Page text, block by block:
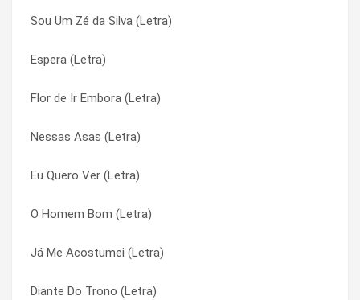
Sou Um Zé da Silva (Letra)
Espera (Letra)
Flor de Ir Embora (Letra)
Nessas Asas (Letra)
Eu Quero Ver (Letra)
O Homem Bom (Letra)
Já Me Acostumei (Letra)
Diante Do Trono (Letra)
Mágoa de Boiadeiro (Letra)
Luz Divina (Letra)
Lugares (Letra)
Lugar Pra Ser Feliz (Letra)
Luar do Sertão (Letra)
Lindas Tardes (Letra)
Lição De Amor (Letra)
Liberdade É Tudo (Letra)
Distância (Letra)
Eis-me Aqui (Letra)
Eis-me Aqui (Letra)
Em Tua Presença (Letra)
Em Tua Presença (Letra)
Enredos do Meu Povo Simples (Letra)
Enredos do Meu Povo Simples (Letra)
Então Caminharemos Juntos (Letra)